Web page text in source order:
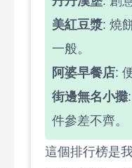
美紅豆漿: 燒
一般。
阿婆早餐店:
街邊無名小攤
件參差不齊。
這個排行榜是